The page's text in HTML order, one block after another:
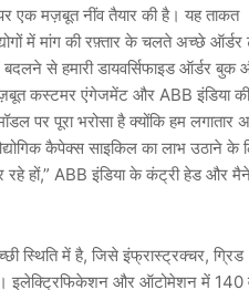
एक मज़बूत नींव तैयार की है। यह ताकत
में मांग की रफ़्तार के चलते अच्छे ऑर्डर
बदलने से हमारी डायवर्सिफाइड ऑर्डर बुक
कस्टमर एंगेजमेंट और ABB इंडिया की
पर पूरा भरोसा है क्योंकि हम लगातार
कैपेक्स साइकिल का लाभ उठाने के
रहे हों,” ABB इंडिया के कंट्री हेड और
स्थिति में है, जिसे इंफ्रास्ट्रक्चर, ग्रिड
इलेक्ट्रिफिकेशन और ऑटोमेशन में 140